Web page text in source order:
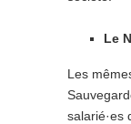
Le
Les
salarié·es